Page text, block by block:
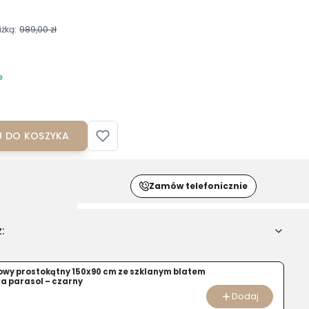
989,00 zł
DO KOSZYKA
Zamów telefonicznie
prostokątny 150x90 cm ze szklanym blatem
parasol – czarny
Dodaj